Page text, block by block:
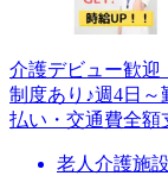
介護デビュー歓迎
制度あり♪週4日
払い・交通費全額
老人介護施